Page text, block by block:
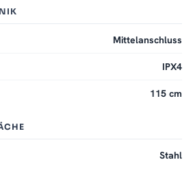
Mittelanschluss
IPX4
115 cm
Stahl